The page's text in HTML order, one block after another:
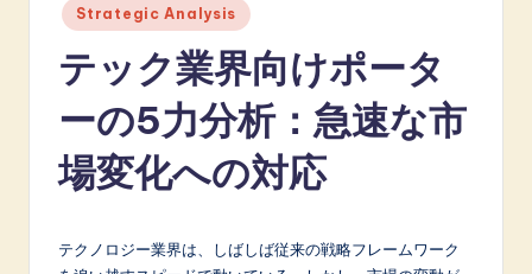
Posted
in
Strategic Analysis
テック業界向けポータ
ーの5力分析：急速な市
場変化への対応
テクノロジー業界は、しばしば従来の戦略フレームワーク